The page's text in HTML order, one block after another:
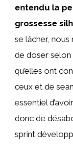
entendu la
grossesse
se lâcher, nous
de doser
qu’elles ont
ceux et de
essentiel
donc de
sprint